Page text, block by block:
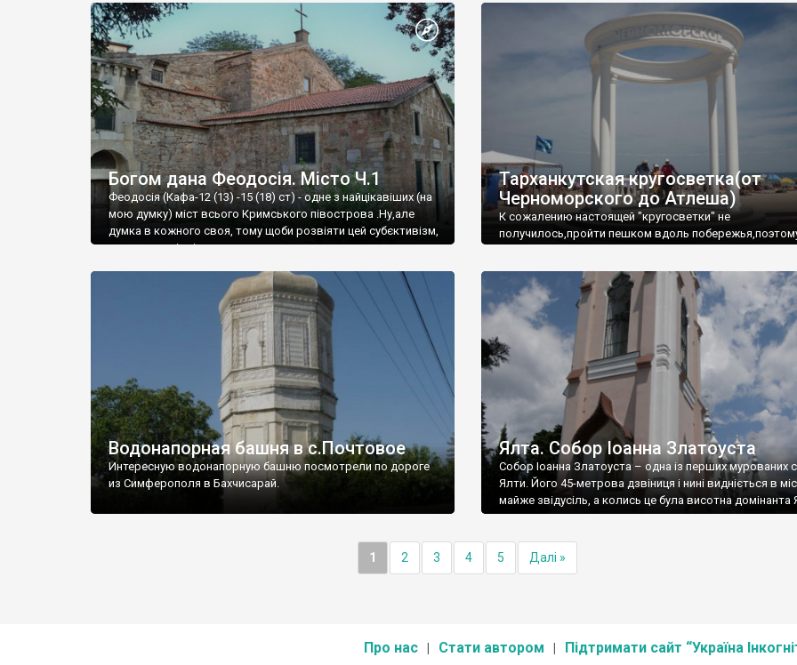
Богом дана Феодосія. Місто Ч.1
Феодосія (Кафа-12 (13) -15 (18) ст) - одне з найцікавіших (на
мою думку) міст всього Кримського півострова .Ну,але
думка в кожного своя, тому щоби розвіяти цей субєктивізм,
запрошую відвідати це
Тарханкутская кругосветка(от
Черноморского до Атлеша)
К сожалению настоящей "кругосветки" не
получилось,пройти пешком вдоль
Водонапорная башня в с.Почтовое
Интересную водонапорную башню посмотрели по дороге
из Симферополя в Бахчисарай.
Ялта. Собор Іоанна Златоуста
Собор Іоанна Златоуста – одна із перших мурованих
Ялти. Його 45-метрова дзвіниця і нині видніється в
майже звідусіль, а колись це була висотна домінанта
1 2 3 4 5 Далі »
Про нас Стати автором Підтримати сайт “Україна